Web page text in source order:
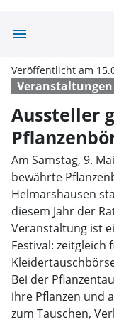
menu
Veranstaltungen
Veröffentlicht am
Aussteller
Am Samstag, 9.
bewährte
Helmarshausen
diesem Jahr der
Veranstaltung ist
Festival: zeitgleich
Bei der
ihre Pflanzen und
zum Tauschen,